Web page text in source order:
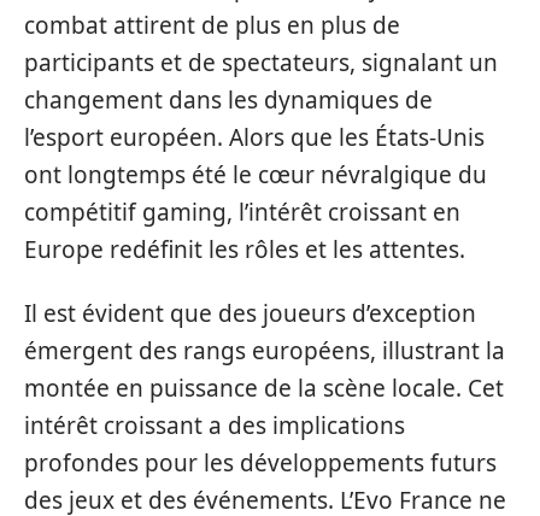
combat attirent de plus en plus de
participants et de spectateurs, signalant un
changement dans les dynamiques de
l’esport européen. Alors que les États-Unis
ont longtemps été le cœur névralgique du
compétitif gaming, l’intérêt croissant en
Europe redéfinit les rôles et les attentes.
Il est évident que des joueurs d’exception
émergent des rangs européens, illustrant la
montée en puissance de la scène locale. Cet
intérêt croissant a des implications
profondes pour les développements futurs
des jeux et des événements. L’Evo France ne